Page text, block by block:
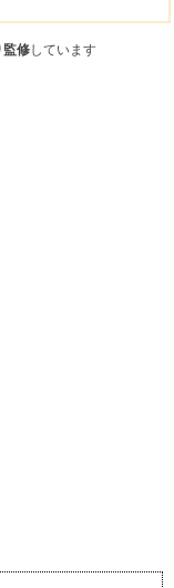
監修しています